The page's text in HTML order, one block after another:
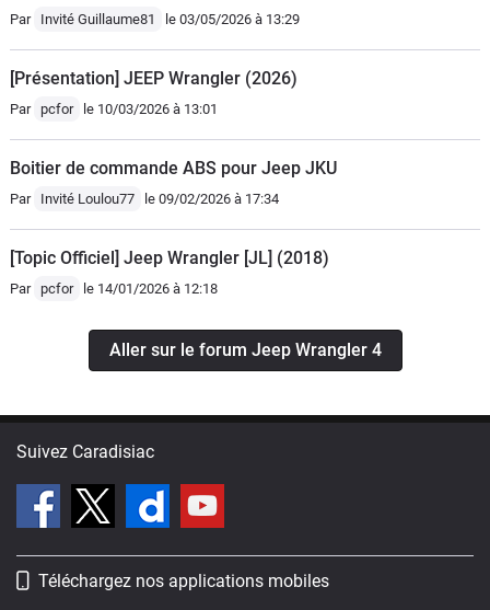
Par Invité Guillaume81 le 03/05/2026 à 13:29
[Présentation] JEEP Wrangler (2026)
Par pcfor le 10/03/2026 à 13:01
Boitier de commande ABS pour Jeep JKU
Par Invité Loulou77 le 09/02/2026 à 17:34
[Topic Officiel] Jeep Wrangler [JL] (2018)
Par pcfor le 14/01/2026 à 12:18
Aller sur le forum Jeep Wrangler 4
Suivez Caradisiac
Téléchargez nos applications mobiles